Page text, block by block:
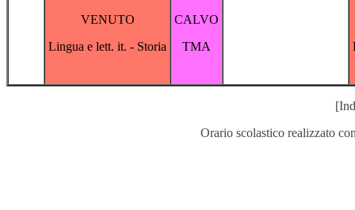
VENUTO
Lingua e lett. it. - Storia
CALVO
TMA
Orario scolastico realizzato